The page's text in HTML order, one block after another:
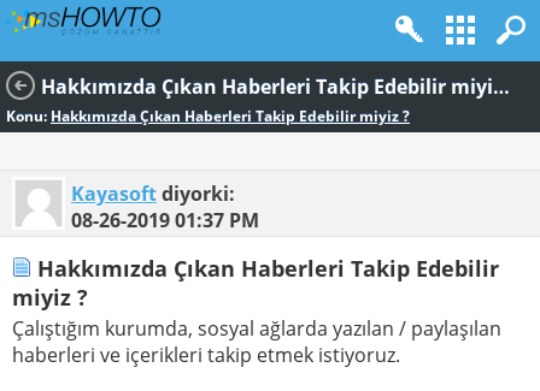
Hakkımızda Çıkan Haberleri Takip Edebilir miyiz ?
Konu: Hakkımızda Çıkan Haberleri Takip Edebilir miyiz ?
Kayasoftdiyorki:
08-26-201901:37 PM
Hakkımızda Çıkan Haberleri Takip Edebilir
miyiz ?
Çalıştığım kurumda, sosyal ağlarda yazılan / paylaşılan
haberleri ve içerikleri takip etmek istiyoruz.